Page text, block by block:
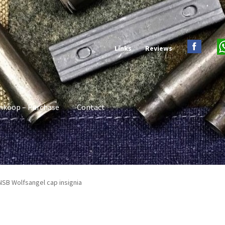
Links Reviews
– Purchase Contact
Wolfsangel cap insignia